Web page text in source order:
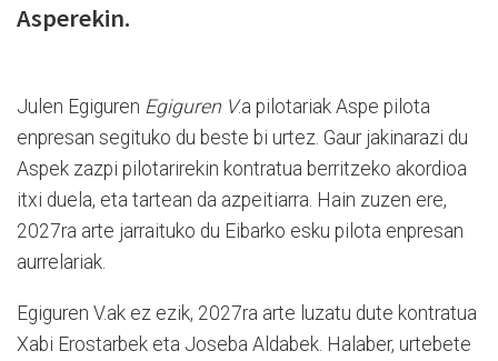
Asperekin.
Julen Egiguren Egiguren V.a pilotariak Aspe pilota
enpresan segituko du beste bi urtez. Gaur jakinarazi du
Aspek zazpi pilotarirekin kontratua berritzeko akordioa
itxi duela, eta tartean da azpeitiarra. Hain zuzen ere,
2027ra arte jarraituko du Eibarko esku pilota enpresan
aurrelariak.
Egiguren V.ak ez ezik, 2027ra arte luzatu dute kontratua
Xabi Erostarbek eta Joseba Aldabek. Halaber, urtebete